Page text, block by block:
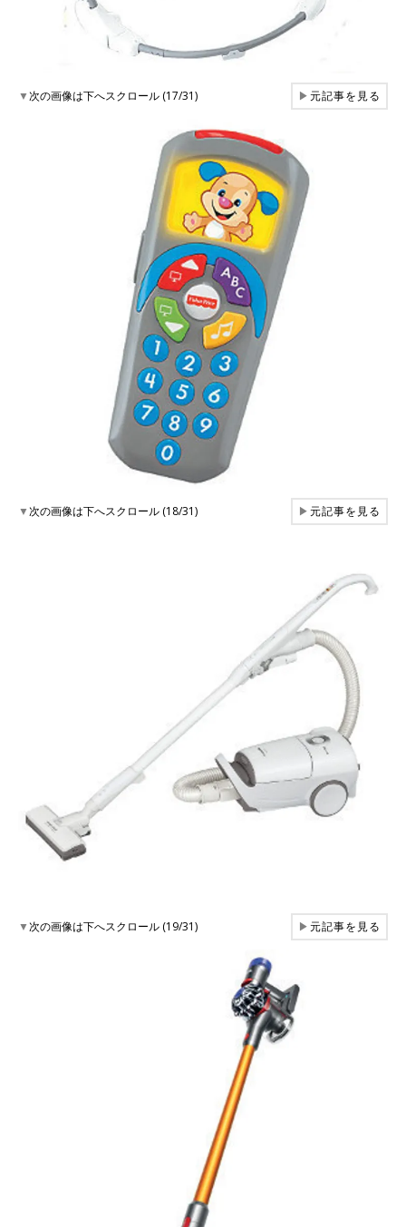
▼次の画像は下へスクロール (17/31) ▶元記事を見る
▼次の画像は下へスクロール (18/31) ▶元記事を見る
▼次の画像は下へスクロール (19/31) ▶元記事を見る